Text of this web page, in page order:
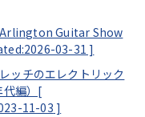
Guitar Show
03-31 ]
ッチのエレクトリック
代編）[
11-03 ]